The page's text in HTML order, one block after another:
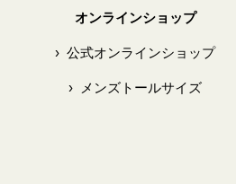
オンラインショップ
› 公式オンラインショップ
› メンズトールサイズ